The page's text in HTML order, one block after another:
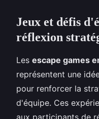
Jeux et défis
réflexion
Les escape games
représentent une
pour renforcer la
d'équipe. Ces
aux participants de